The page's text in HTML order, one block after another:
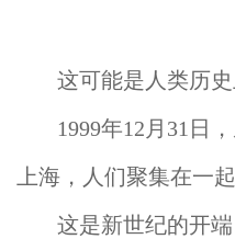
这可能是人类历史
1999年12月31日
上海，人们聚集在一
这是新世纪的开